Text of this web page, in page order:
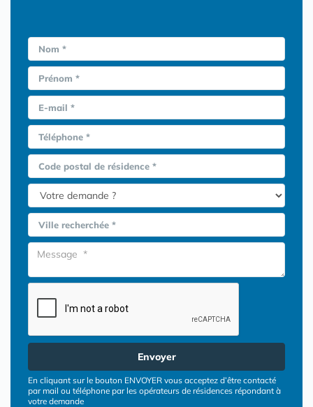
Nom *
Prénom *
E-mail *
Téléphone *
Code postal de résidence *
Ville recherchée *
Envoyer
En cliquant sur le bouton ENVOYER vous acceptez d’être contacté
par mail ou téléphone par les opérateurs de résidences répondant à
votre demande